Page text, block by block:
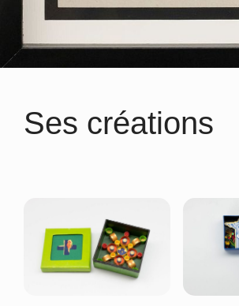
Ses créations